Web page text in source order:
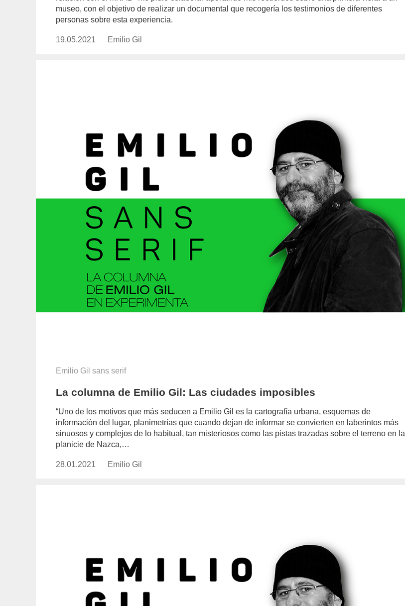
museo, con el objetivo de realizar un documental que recogería los testimonios de diferentes
personas sobre esta experiencia.
Publicado
19.05.2021
https://www.experimenta.es/author/emilio-
Emilio Gil
Emilio Gil sans serif
La columna de Emilio Gil: Las ciudades imposibles
“Uno de los motivos que más seducen a Emilio Gil es la cartografía urbana, esquemas de
información del lugar, planimetrías que cuando dejan de informar se convierten en laberintos más
sinuosos y complejos de lo habitual, tan misteriosos como las pistas trazadas sobre el terreno en la
planicie de Nazca,…
Publicado
28.01.2021
https://www.experimenta.es/author/emilio-
Emilio Gil